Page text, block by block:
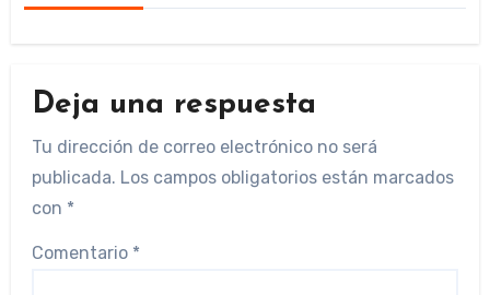
Deja una respuesta
Tu dirección de correo electrónico no será
publicada. Los campos obligatorios están marcados
con *
Comentario *